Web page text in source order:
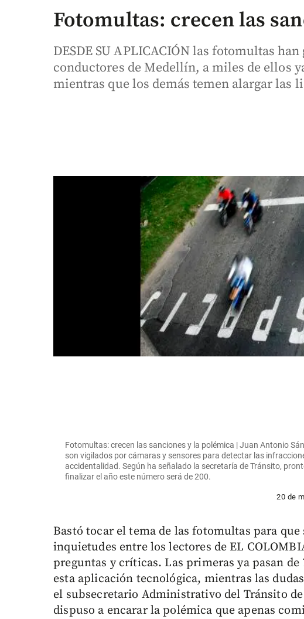
Fotomultas: crecen las
DESDE SU APLICACIÓN las fotomultas
conductores de Medellín, a miles de ellos
mientras que los demás temen alargar las
Fotomultas: crecen las sanciones y la polémica | Juan Antonio
son vigilados por cámaras y sensores para detectar las
accidentalidad. Según ha señalado la secretaría de Tránsito,
finalizar el año este número será de 200.
20 de
Bastó tocar el tema de las fotomultas para
inquietudes entre los lectores de EL
preguntas y críticas. Las primeras ya pasan de
esta aplicación tecnológica, mientras las
el subsecretario Administrativo del Tránsito
dispuso a encarar la polémica que apenas